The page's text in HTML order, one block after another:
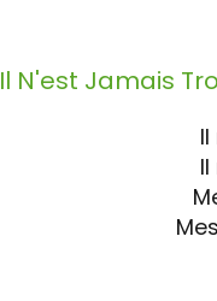
Il N'est Jamais